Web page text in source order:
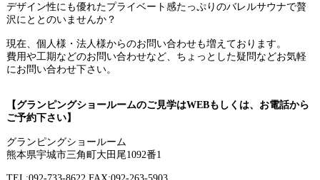
デザイン性にも優れたプライベート感たっぷりのバレルサウナで贅
沢にととのいませんか？
現在、個人様・法人様からのお問い合わせも増えております。
費用や工期などのお問い合わせなど、ちょっとした疑問などお気軽
にお問い合わせ下さい。
【グランピングショールームのご見学はWEBもしくは、お電話から
ご予約下さい】
グランピングショールーム
熊本県宇城市三角町大田尾1092番1